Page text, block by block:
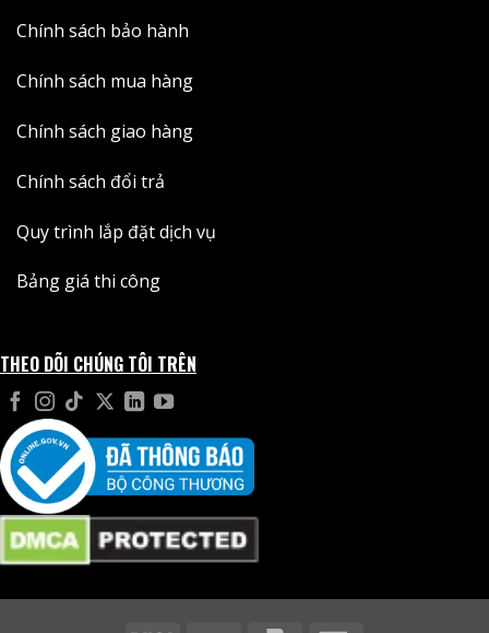
Chính sách bảo hành
Chính sách mua hàng
Chính sách giao hàng
Chính sách đổi trả
Quy trình lắp đặt dịch vụ
Bảng giá thi công
THEO DÕI CHÚNG TÔI TRÊN